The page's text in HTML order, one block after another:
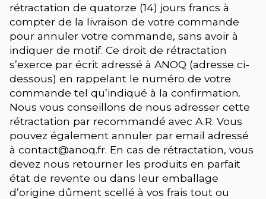
rétractation de quatorze (14) jours francs à
compter de la livraison de votre commande
pour annuler votre commande, sans avoir à
indiquer de motif. Ce droit de rétractation
s’exerce par écrit adressé à ANOQ (adresse ci-
dessous) en rappelant le numéro de votre
commande tel qu’indiqué à la confirmation.
Nous vous conseillons de nous adresser cette
rétractation par recommandé avec A.R. Vous
pouvez également annuler par email adressé
à contact@anoq.fr. En cas de rétractation, vous
devez nous retourner les produits en parfait
état de revente ou dans leur emballage
d’origine dûment scellé à vos frais tout ou